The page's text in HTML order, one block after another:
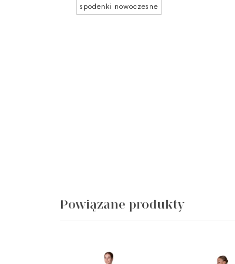
spodenki nowoczesne
Powiązane produkty